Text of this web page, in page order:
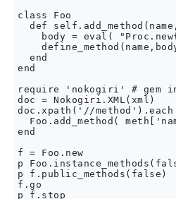
class Foo
def
body = eval(
  end
end
require 'nokogiri' # gem
doc = Nokogiri.XML(xml)
doc.xpath('//method').each
Foo.add_method(
end
f = Foo.new
p
p
f.go